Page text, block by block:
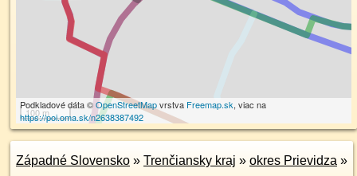
100 m
Podkladové dáta ©OpenStreetMapvrstva Freemap.sk, viac na
https://poi.oma.sk/n2638387492
Západné Slovensko » Trenčiansky kraj » okres Prievidza »